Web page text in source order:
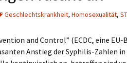
Geschlechtskrankheit, Homosexualität,
and Control” (ECDC, eine EU-
Anstieg der Syphilis-Zahlen in